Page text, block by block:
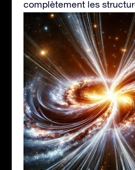
complètement les